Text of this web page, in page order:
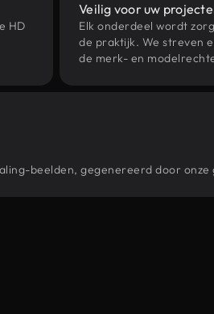
HD
Veilig voor uw
Elk onderdeel wordt
de praktijk. We streven
de merk- en
beelden, gegenereerd door